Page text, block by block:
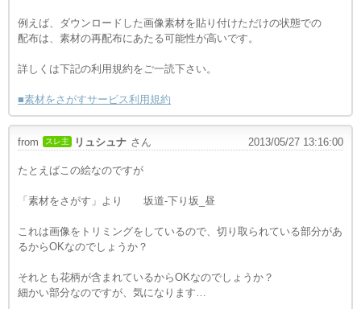
例えば、ダウンロードした画像素材を貼り付けただけの状態での
配布は、素材の再配布にあたる可能性が高いです。
詳しくは下記の利用規約をご一読下さい。
■素材をさがすサービス利用規約
from スレ主 リュシュナ さん 2013/05/27 13:16:00
たとえばこの絵なのですが
「素材をさがす」より 坂道-下り坂_昼
これは画像をトリミングをしているので、切り取られている部分があ
るからOKなのでしょうか？
それとも花柄が含まれているからOKなのでしょうか？
細かい部分なのですが、気になります…